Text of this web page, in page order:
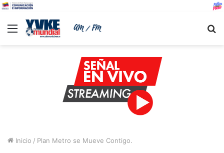
Menu
Inicio / Plan Metro se Mueve Contigo.